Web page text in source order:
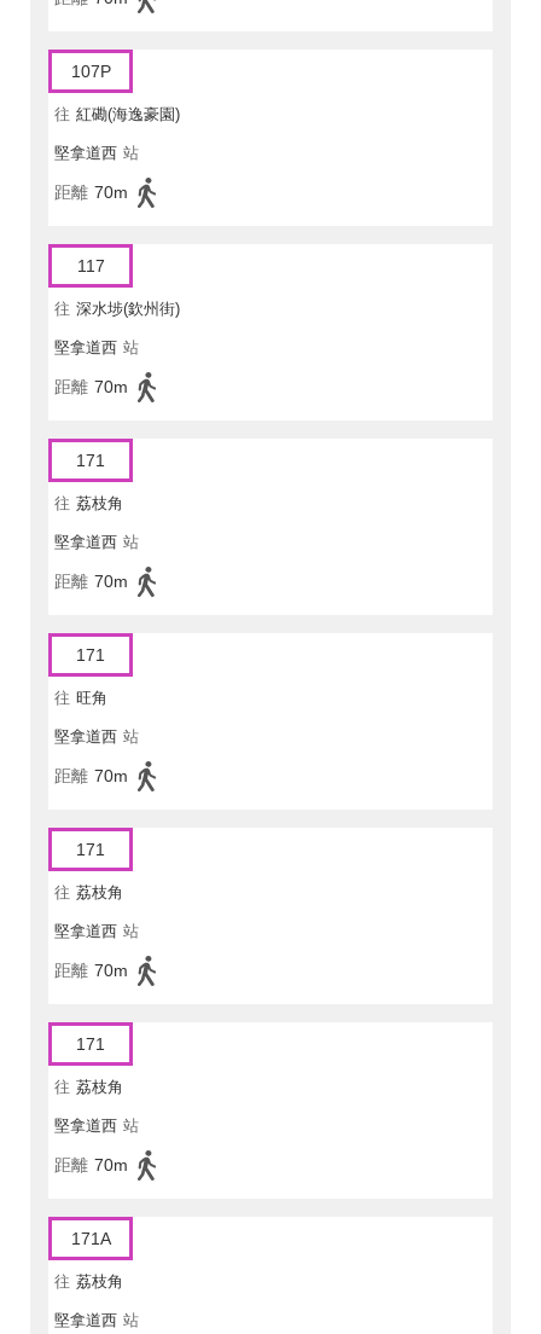
107P
往 紅磡(海逸豪園)
堅拿道西 站
距離 70m
117
往 深水埗(欽州街)
堅拿道西 站
距離 70m
171
往 荔枝角
堅拿道西 站
距離 70m
171
往 旺角
堅拿道西 站
距離 70m
171
往 荔枝角
堅拿道西 站
距離 70m
171
往 荔枝角
堅拿道西 站
距離 70m
171A
往 荔枝角
堅拿道西 站